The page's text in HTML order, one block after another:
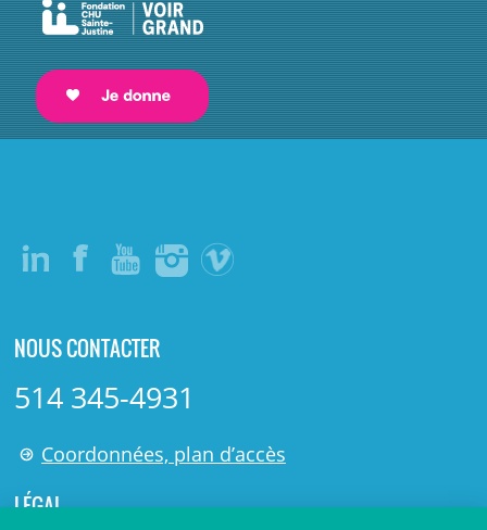
NOUS CONTACTER
514 345-4931
Coordonnées, plan d’accès
LÉGAL